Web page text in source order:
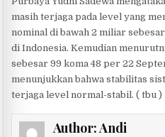
masih terjaga pada level yang
nominal di bawah 2 miliar
di Indonesia. Kemudian
sebesar 99 koma 48 per 22
menunjukkan bahwa stabilitas
terjaga level normal-stabil. ( tbu )
Author:Andi